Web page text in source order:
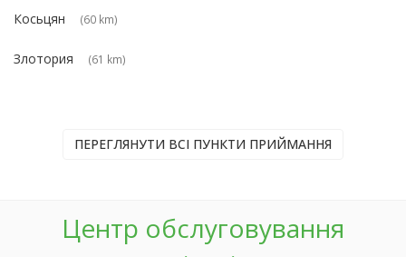
Косьцян (60 km)
Злотория (61 km)
ПЕРЕГЛЯНУТИ ВСІ ПУНКТИ ПРИЙМАННЯ
Центр обслуговування